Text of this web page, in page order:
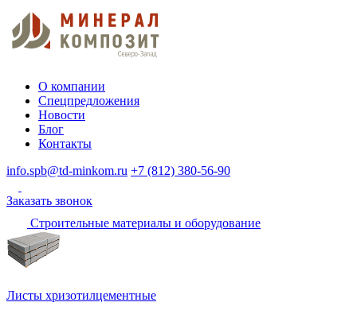
О компании
Спецпредложения
Новости
Блог
Контакты
info.spb@td-minkom.ru +7 (812) 380-56-90
Заказать звонок
Строительные материалы и оборудование
Листы хризотилцементные